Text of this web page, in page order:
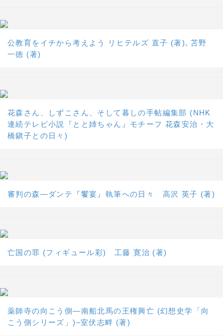
公教育をイチから考えよう リヒテルズ 直子 (著), 苫野
一徳 (著)
花森さん、しずこさん、そして暮しの手帖編集部 (NHK
連続テレビ小説『とと姉ちゃん』モチーフ 花森安治・大
橋鎭子との日々)
審判の森―ダンテ『饗宴』執筆への日々 高沢 英子 (著)
亡国の罪 (フィギュール彩) 工藤 寛治 (著)
薬師寺の向こう側―南船北馬の王権興亡 (幻想史学「向
こう側シリーズ」)–室伏志畔 (著)